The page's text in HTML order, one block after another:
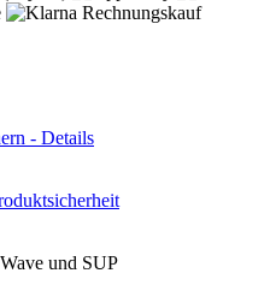
- Details
und SUP